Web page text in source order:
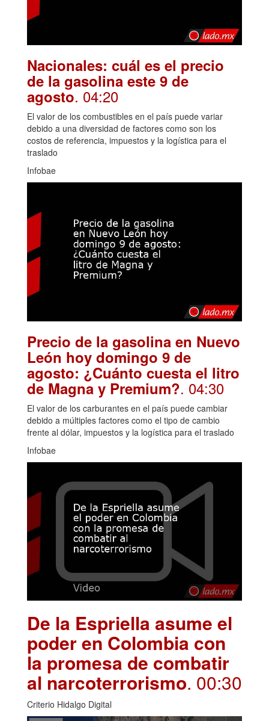
Nacionales: cuál es el precio
de la gasolina este 9 de
agosto. 04:20
El valor de los combustibles en el país puede variar
debido a una diversidad de factores como son los
costos de referencia, impuestos y la logística para el
traslado
Infobae
Precio de la gasolina en Nuevo
León hoy domingo 9 de
agosto: ¿Cuánto cuesta el litro
de Magna y Premium?. 04:30
El valor de los carburantes en el país puede cambiar
debido a múltiples factores como el tipo de cambio
frente al dólar, impuestos y la logística para el traslado
Infobae
De la Espriella asume el
poder en Colombia con
la promesa de combatir
al narcoterrorismo. 00:30
Criterio Hidalgo Digital